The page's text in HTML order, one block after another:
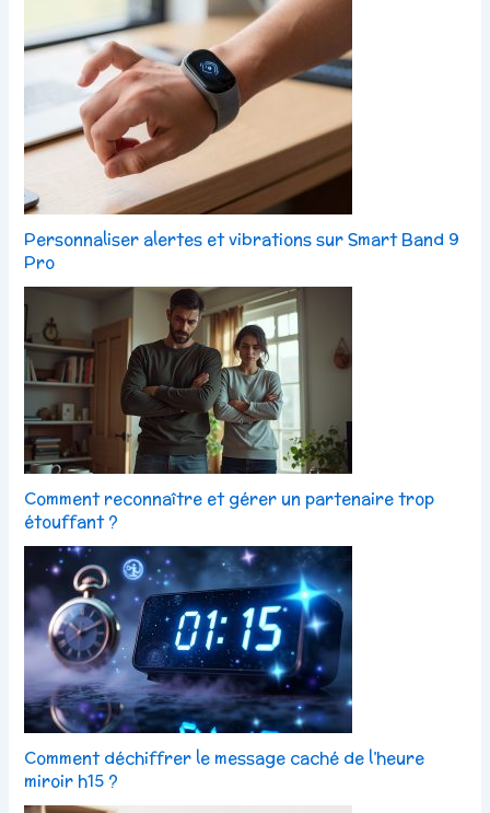
Personnaliser alertes et vibrations sur Smart Band 9
Pro
Comment reconnaître et gérer un partenaire trop
étouffant ?
Comment déchiffrer le message caché de l’heure
miroir h15 ?